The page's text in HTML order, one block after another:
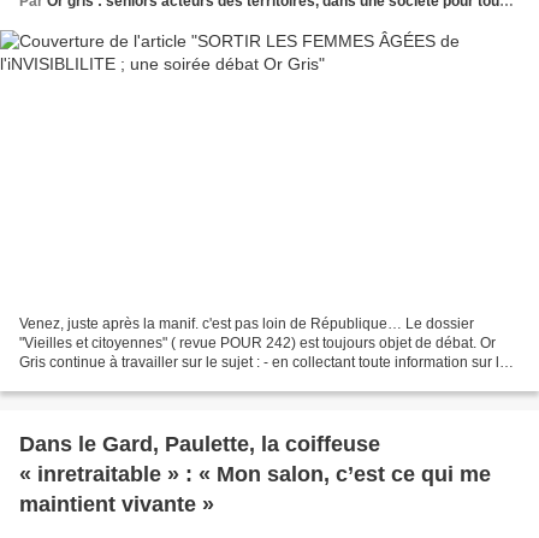
Venez, juste après la manif. c'est pas loin de République… Le dossier
"Vieilles et citoyennes" ( revue POUR 242) est toujours objet de débat. Or
Gris continue à travailler sur le sujet : - en collectant toute information sur le
Dans le Gard, Paulette, la coiffeuse
« inretraitable » : « Mon salon, c’est ce qui me
maintient vivante »